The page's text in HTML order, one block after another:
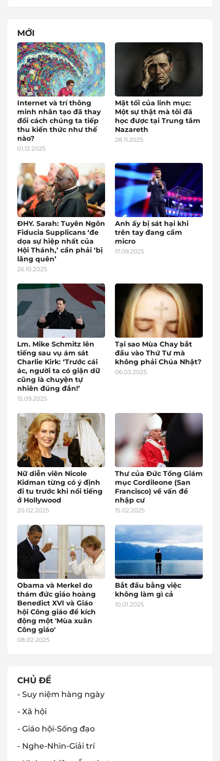
MỚI
Internet và trí thông
minh nhân tạo đã thay
đổi cách chúng ta tiếp
thu kiến thức như thế
nào?
01.12.2025
Mặt tối của linh mục:
Một sự thật mà tôi đã
học được tại Trung tâm
Nazareth
28.11.2025
ĐHY. Sarah: Tuyên Ngôn
Fiducia Supplicans ‘đe
dọa sự hiệp nhất của
Hội Thánh,’ cần phải ‘bị
lãng quên’
26.10.2025
Anh ấy bị sát hại khi
trên tay đang cầm
micro
17.09.2025
Lm. Mike Schmitz lên
tiếng sau vụ ám sát
Charlie Kirk: ‘Trước cái
ác, người ta có giận dữ
cũng là chuyện tự
nhiên đúng đắn!’
15.09.2025
Tại sao Mùa Chay bắt
đầu vào Thứ Tư mà
không phải Chúa Nhật?
06.03.2025
Nữ diễn viên Nicole
Kidman từng có ý định
đi tu trước khi nổi tiếng
ở Hollywood
20.02.2025
Thư của Đức Tổng Giám
mục Cordileone (San
Francisco) về vấn đề
nhập cư
15.02.2025
Obama và Merkel do
thám đức giáo hoàng
Benedict XVI và Giáo
hội Công giáo để kích
động một 'Mùa xuân
Công giáo'
08.02.2025
Bắt đầu bằng việc
không làm gì cả
10.01.2025
CHỦ ĐỀ
- Suy niệm hàng ngày
- Xã hội
- Giáo hội-Sống đạo
- Nghe-Nhìn-Giải trí